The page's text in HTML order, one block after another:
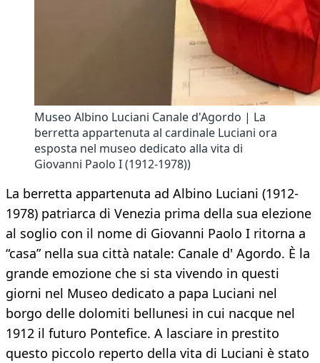
Museo Albino Luciani Canale d'Agordo | La
berretta appartenuta al cardinale Luciani ora
esposta nel museo dedicato alla vita di
Giovanni Paolo I (1912-1978))
La berretta appartenuta ad Albino Luciani (1912-
1978) patriarca di Venezia prima della sua elezione
al soglio con il nome di Giovanni Paolo I ritorna a
“casa” nella sua città natale: Canale d' Agordo. È la
grande emozione che si sta vivendo in questi
giorni nel Museo dedicato a papa Luciani nel
borgo delle dolomiti bellunesi in cui nacque nel
1912 il futuro Pontefice. A lasciare in prestito
questo piccolo reperto della vita di Luciani è stato